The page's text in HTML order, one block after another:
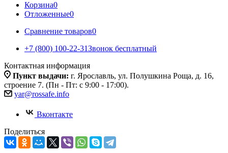
Корзина0
Отложенные0
Сравнение товаров0
+7 (800) 100-22-31Звонок бесплатный
Контактная информация
Пункт выдачи: г. Ярославль, ул. Полушкина Роща, д. 16,
строение 7. (Пн - Пт: с 9:00 - 17:00).
yar@rossafe.info
Вконтакте
Поделиться